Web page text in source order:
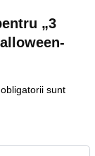
„3
sunt